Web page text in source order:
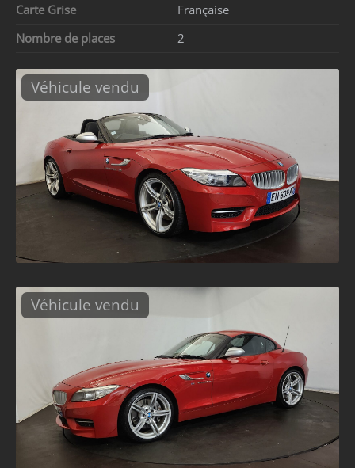
Carte Grise
Française
Nombre de places
2
Véhicule vendu
Véhicule vendu